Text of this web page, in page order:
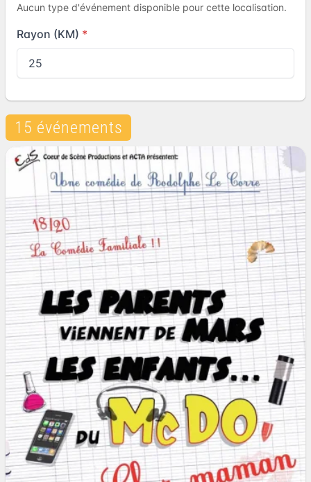
Aucun type d'événement disponible pour cette localisation.
Rayon (KM)
15 événements